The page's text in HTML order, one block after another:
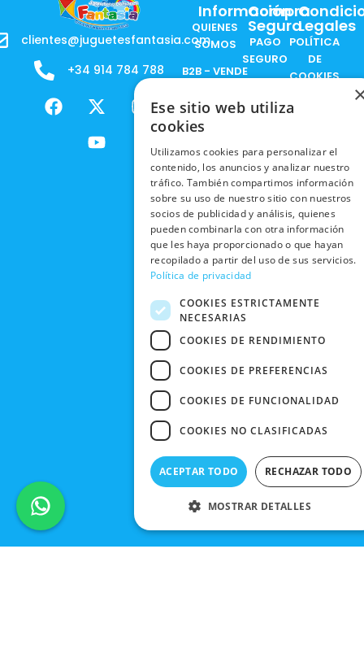
clientes@juguetesfantasia.com
+34 914 784 788
F
a
X
-
t
w
m
Y
o
u
t
Información
QUIENES
SOMOS
B2B - VENDE
PRODUCTOS
RESPONSABILIDAD
SOCIAL
TRABAJA
CON
NOSOTROS
NUESTRAS
TIENDAS
BLACK
FRIDAY
CONTACTO
Compra
Segura
PAGO
SEGURO
NACIONALES
INTERNACIONALES
RECOGIDA
EN TIENDA
DEVOLUCIONES
Y CAMBIOS
CANCELAR
PEDIDO
Legales
POLÍTICA
DE
COOKIES
POLÍTICAS
EN RRSS
POLÍTICA DE
PRIVACIDAD
CONDICIONES
DE COMPRA
Ese sitio web utiliza
cookies
Utilizamos cookies para personalizar el
contenido, los anuncios y analizar nuestro
tráfico. También compartimos información
sobre su uso de nuestro sitio con nuestros
socios de publicidad y análisis, quienes
pueden combinarla con otra información
que les haya proporcionado o que hayan
recopilado a partir del uso de sus servicios.
Política de privacidad
COOKIES ESTRICTAMENTE
NECESARIAS
COOKIES DE RENDIMIENTO
COOKIES DE PREFERENCIAS
COOKIES DE FUNCIONALIDAD
COOKIES NO CLASIFICADAS
ACEPTAR TODO RECHAZAR TODO
MOSTRAR DETALLES